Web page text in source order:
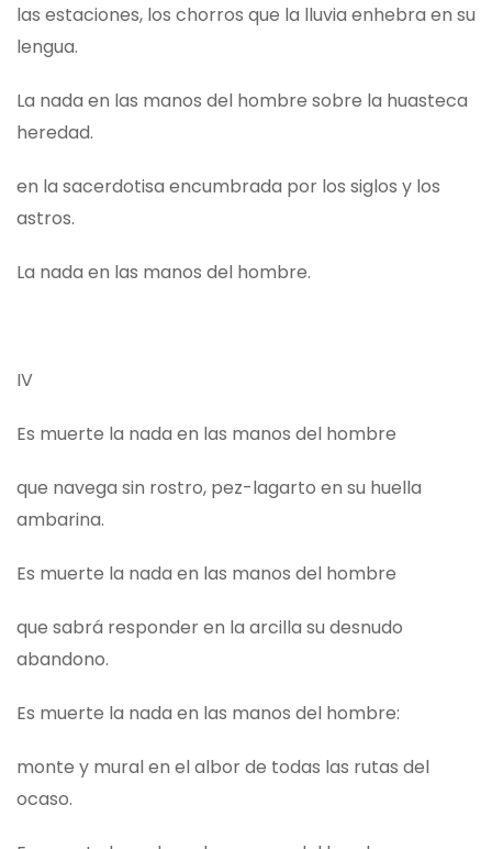
las estaciones, los chorros que la lluvia enhebra en su
lengua.
La nada en las manos del hombre sobre la huasteca
heredad.
en la sacerdotisa encumbrada por los siglos y los
astros.
La nada en las manos del hombre.
IV
Es muerte la nada en las manos del hombre
que navega sin rostro, pez-lagarto en su huella
ambarina.
Es muerte la nada en las manos del hombre
que sabrá responder en la arcilla su desnudo
abandono.
Es muerte la nada en las manos del hombre:
monte y mural en el albor de todas las rutas del
ocaso.